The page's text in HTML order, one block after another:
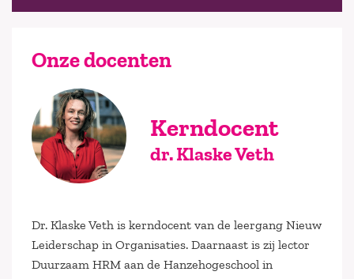
Onze docenten
Kerndocent
dr. Klaske Veth
Dr. Klaske Veth is kerndocent van de leergang Nieuw
Leiderschap in Organisaties. Daarnaast is zij lector
Duurzaam HRM aan de Hanzehogeschool in